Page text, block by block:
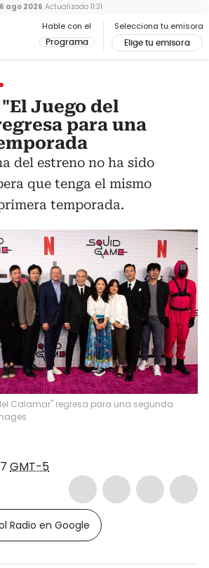
Hable con el
Programa
Selecciona tu emisora
Elige tu emisora
ago 2026 Actualizado 11:31
Juego del
para una
del estreno no ha sido
que tenga el mismo
temporada.
Calamar" regresa para una segunda
GMT-5
Radio en Google